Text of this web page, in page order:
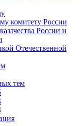
комитету России
России и
Отечественной
тем